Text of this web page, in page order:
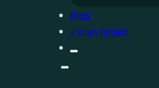
Blog
J'ai un projet